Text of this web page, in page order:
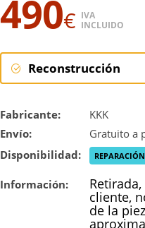
490€ IVA
INCLUIDO
Reconstrucción
Fabricante:
KKK
Envío:
Gratuito a
Disponibilidad: REPARACIÓN
Información:
cliente,
de la